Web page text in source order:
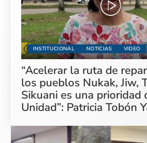
INSTITUCIONAL NOTICIAS VIDEO
“Acelerar la ruta de
los pueblos Nukak, Jiw,
Sikuani es una prioridad
Unidad”: Patricia Tobón